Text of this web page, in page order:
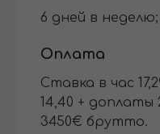
6 дней в неделю;
Оплата
Cтавка в час
14,40 + доплаты
3450€ брутто.